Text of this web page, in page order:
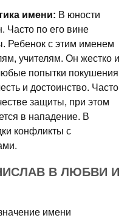
имени: В юности
Часто по его вине
Ребенок с этим именем
учителям. Он жестко и
попытки покушения
и достоинство. Часто
защиты, при этом
в нападение. В
конфликты с
В ЛЮБВИ И
имени